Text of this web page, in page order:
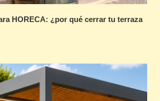
HORECA: ¿por qué cerrar tu terraza